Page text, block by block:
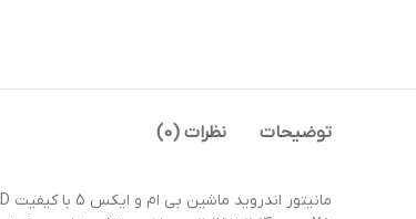
توضیحات نظرات (0)